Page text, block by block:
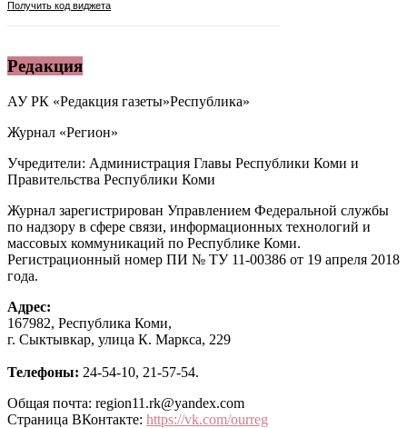
Редакция
АУ РК «Редакция газеты»Республика»
Журнал «Регион»
Учредители: Администрация Главы Республики Коми и
Правительства Республики Коми
Журнал зарегистрирован Управлением Федеральной службы
по надзору в сфере связи, информационных технологий и
массовых коммуникаций по Республике Коми.
Регистрационный номер ПИ № ТУ 11-00386 от 19 апреля 2018
года.
Адрес:
167982, Республика Коми,
г. Сыктывкар, улица К. Маркса, 229
Телефоны: 24-54-10, 21-57-54.
Общая почта: region11.rk@yandex.com
Страница ВКонтакте: https://vk.com/ourreg